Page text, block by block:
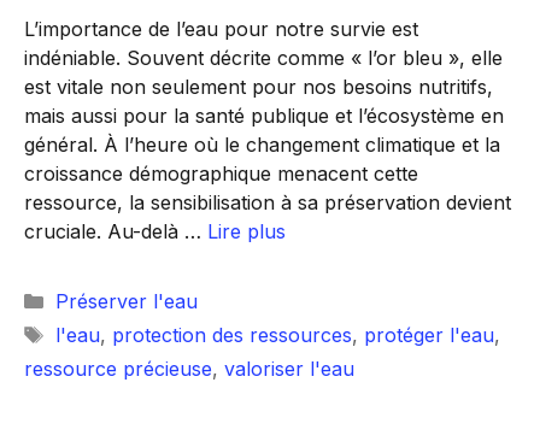
L’importance de l’eau pour notre survie est
indéniable. Souvent décrite comme « l’or bleu », elle
est vitale non seulement pour nos besoins nutritifs,
mais aussi pour la santé publique et l’écosystème en
général. À l’heure où le changement climatique et la
croissance démographique menacent cette
ressource, la sensibilisation à sa préservation devient
cruciale. Au-delà … Lire plus
Catégories
Préserver l'eau
Étiquettes
l'eau, protection des ressources, protéger l'eau,
ressource précieuse, valoriser l'eau